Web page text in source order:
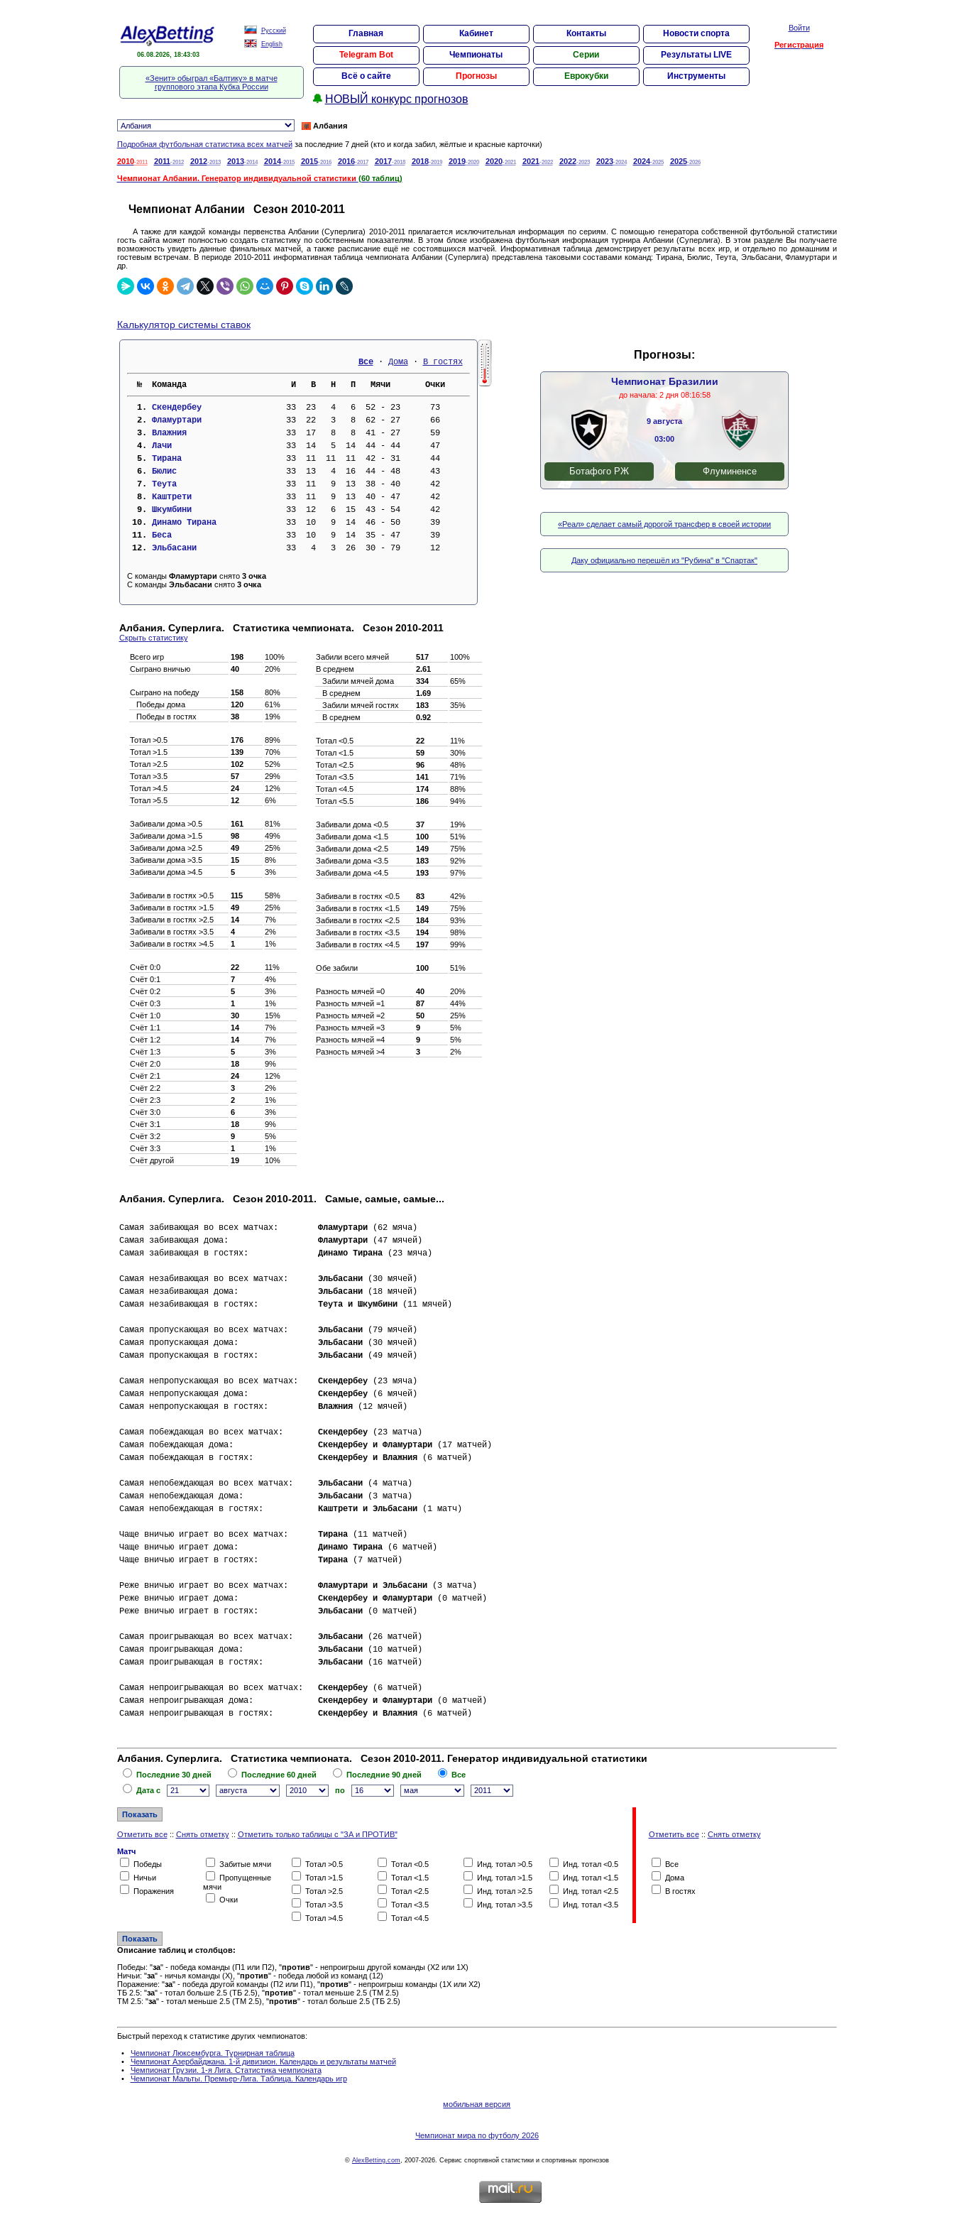
06.08.2026, 18:43:04
Русский
English
Главная Кабинет Контакты Новости спорта
Telegram Bot Чемпионаты Серии Результаты LIVE
Всё о сайте Прогнозы Еврокубки Инструменты
🔔 НОВЫЙ конкурс прогнозов
Войти
Регистрация
«Зенит» обыграл «Балтику» в матче
группового этапа Кубка России
Албания
Подробная футбольная статистика всех матчейза последние 7 дней (кто и когда забил, жёлтые и красные карточки)
2010-2011 2011-2012 2012-2013 2013-2014 2014-2015 2015-2016 2016-2017 2017-2018 2018-2019 2019-2020 2020-2021 2021-2022 2022-2023 2023-2024 2024-2025 2025-2026
Чемпионат Албании. Генератор индивидуальной статистики (60 таблиц)
Чемпионат Албании Сезон 2010-2011
А также для каждой команды первенства Албании (Суперлига) 2010-2011 прилагается исключительная информация по сериям. С помощью генератора собственной футбольной статистики
гость сайта может полностью создать статистику по собственным показателям. В этом блоке изображена футбольная информация турнира Албании (Суперлига). В этом разделе Вы получаете
возможность увидеть данные финальных матчей, а также расписание ещё не состоявшихся матчей. Информативная таблица демонстрирует результаты всех игр, и отдельно по домашним и
гостевым встречам. В периоде 2010-2011 информативная таблица чемпионата Албании (Суперлига) представлена таковыми составами команд: Тирана, Бюлис, Теута, Эльбасани, Фламуртари и
др.
Калькулятор системы ставок
Все · Дома · В гостях
  №  Команда                     И   В   Н   П   Мячи       Очки
  1.
Скендербеу
  33  23   4   6  52 - 23      73
  2.
Фламуртари
  33  22   3   8  62 - 27      66
  3.
Влажния
  33  17   8   8  41 - 27      59
  4.
Лачи
  33  14   5  14  44 - 44      47
  5.
Тирана
  33  11  11  11  42 - 31      44
  6.
Бюлис
  33  13   4  16  44 - 48      43
  7.
Теута
  33  11   9  13  38 - 40      42
  8.
Каштрети
  33  11   9  13  40 - 47      42
  9.
Шкумбини
  33  12   6  15  43 - 54      42
10. Динамо Тирана
  33  10   9  14  46 - 50      39
11. Беса
  33  10   9  14  35 - 47      39
12. Эльбасани
  33   4   3  26  30 - 79      12
С команды Фламуртари снято 3 очка
С команды Эльбасани снято 3 очка
Албания. Суперлига. Статистика чемпионата. Сезон 2010-2011
Скрыть статистику
Всего игр 198
100%
Сыграно вничью
40 20%
Сыграно на победу 158
80%
Победы дома
120
61%
Победы в гостях
38 19%
Тотал >0.5 176
89%
Тотал >1.5
139
70%
Тотал >2.5
102
52%
Тотал >3.5
57
29%
Тотал >4.5
24
12%
Тотал >5.5
12 6%
Забивали дома >0.5 161
81%
Забивали дома >1.5
98
49%
Забивали дома >2.5
49
25%
Забивали дома >3.5
15
8%
Забивали дома >4.5
5 3%
Забивали в гостях >0.5 115
58%
Забивали в гостях >1.5
49
25%
Забивали в гостях >2.5
14
7%
Забивали в гостях >3.5
4
2%
Забивали в гостях >4.5
1 1%
Счёт 0:0 22
11%
Счёт 0:1
7
4%
Счёт 0:2
5
3%
Счёт 0:3
1
1%
Счёт 1:0
30
15%
Счёт 1:1
14
7%
Счёт 1:2
14
7%
Счёт 1:3
5
3%
Счёт 2:0
18
9%
Счёт 2:1
24
12%
Счёт 2:2
3
2%
Счёт 2:3
2
1%
Счёт 3:0
6
3%
Счёт 3:1
18
9%
Счёт 3:2
9
5%
Счёт 3:3
1
1%
Счёт другой
19 10%
Забили всего мячей 517
100%
В среднем
2.61
Забили мячей дома
334
65%
В среднем
1.69
Забили мячей гостях
183
35%
В среднем
0.92
Тотал <0.5 22
11%
Тотал <1.5
59
30%
Тотал <2.5
96
48%
Тотал <3.5
141
71%
Тотал <4.5
174
88%
Тотал <5.5
186 94%
Забивали дома <0.5 37
19%
Забивали дома <1.5
100
51%
Забивали дома <2.5
149
75%
Забивали дома <3.5
183
92%
Забивали дома <4.5
193 97%
Забивали в гостях <0.5 83
42%
Забивали в гостях <1.5
149
75%
Забивали в гостях <2.5
184
93%
Забивали в гостях <3.5
194
98%
Забивали в гостях <4.5
197 99%
Обе забили 100 51%
Разность мячей =0 40
20%
Разность мячей =1
87
44%
Разность мячей =2
50
25%
Разность мячей =3
9
5%
Разность мячей =4
9
5%
Разность мячей >4
3 2%
Албания. Суперлига. Сезон 2010-2011. Самые, самые, самые...
Самая забивающая во всех матчах: Фламуртари (62 мяча)
Самая забивающая дома: Фламуртари (47 мячей)
Самая забивающая в гостях: Динамо Тирана (23 мяча)
Самая незабивающая во всех матчах: Эльбасани (30 мячей)
Самая незабивающая дома: Эльбасани (18 мячей)
Самая незабивающая в гостях: Теута и Шкумбини (11 мячей)
Самая пропускающая во всех матчах: Эльбасани (79 мячей)
Самая пропускающая дома: Эльбасани (30 мячей)
Самая пропускающая в гостях: Эльбасани (49 мячей)
Самая непропускающая во всех матчах: Скендербеу (23 мяча)
Самая непропускающая дома: Скендербеу (6 мячей)
Самая непропускающая в гостях: Влажния (12 мячей)
Самая побеждающая во всех матчах: Скендербеу (23 матча)
Самая побеждающая дома: Скендербеу и Фламуртари (17 матчей)
Самая побеждающая в гостях: Скендербеу и Влажния (6 матчей)
Самая непобеждающая во всех матчах: Эльбасани (4 матча)
Самая непобеждающая дома: Эльбасани (3 матча)
Самая непобеждающая в гостях: Каштрети и Эльбасани (1 матч)
Чаще вничью играет во всех матчах: Тирана (11 матчей)
Чаще вничью играет дома: Динамо Тирана (6 матчей)
Чаще вничью играет в гостях: Тирана (7 матчей)
Реже вничью играет во всех матчах: Фламуртари и Эльбасани (3 матча)
Реже вничью играет дома: Скендербеу и Фламуртари (0 матчей)
Реже вничью играет в гостях: Эльбасани (0 матчей)
Самая проигрывающая во всех матчах: Эльбасани (26 матчей)
Самая проигрывающая дома: Эльбасани (10 матчей)
Самая проигрывающая в гостях: Эльбасани (16 матчей)
Самая непроигрывающая во всех матчах: Скендербеу (6 матчей)
Самая непроигрывающая дома: Скендербеу и Фламуртари (0 матчей)
Самая непроигрывающая в гостях: Скендербеу и Влажния (6 матчей)
Прогнозы:
Чемпионат Бразилии
до начала: 2 дня 08:16:57
9 августа
03:00
Ботафого РЖ Флуминенсе
«Реал» сделает самый дорогой трансфер в своей истории
Даку официально перешёл из "Рубина" в "Спартак"
Албания. Суперлига. Статистика чемпионата. Сезон 2010-2011. Генератор индивидуальной статистики
Последние 30 дней Последние 60 дней Последние 90 дней
Все
Дата c
по
Отметить все:: Снять отметку:: Отметить только таблицы с "ЗА и ПРОТИВ" Отметить все:: Снять отметку
Матч
Победы
Ничьи
Поражения
Забитые мячи
Пропущенные
мячи
Очки
Тотал >0.5
Тотал >1.5
Тотал >2.5
Тотал >3.5
Тотал >4.5
Тотал <0.5
Тотал <1.5
Тотал <2.5
Тотал <3.5
Тотал <4.5
Инд. тотал >0.5
Инд. тотал >1.5
Инд. тотал >2.5
Инд. тотал >3.5
Инд. тотал <0.5
Инд. тотал <1.5
Инд. тотал <2.5
Инд. тотал <3.5
Все
Дома
В гостях
Описание таблиц и столбцов:
Победы: "за" - победа команды (П1 или П2), "против" - непроигрыш другой команды (Х2 или 1Х)
Ничьи: "за" - ничья команды (Х), "против" - победа любой из команд (12)
Поражение: "за" - победа другой команды (П2 или П1), "против" - непроигрыш команды (1Х или Х2)
ТБ 2.5: "за" - тотал больше 2.5 (ТБ 2.5), "против" - тотал меньше 2.5 (ТМ 2.5)
ТМ 2.5: "за" - тотал меньше 2.5 (ТМ 2.5), "против" - тотал больше 2.5 (ТБ 2.5)
Быстрый переход к статистике других чемпионатов:
• Чемпионат Люксембурга. Турнирная таблица
• Чемпионат Азербайджана. 1-й дивизион. Календарь и результаты матчей
• Чемпионат Грузии. 1-я Лига. Статистика чемпионата
• Чемпионат Мальты. Премьер-Лига. Таблица. Календарь игр
мобильная версия
Чемпионат мира по футболу 2026
© AlexBetting.com, 2007-2026. Сервис спортивной статистики и спортивных прогнозов